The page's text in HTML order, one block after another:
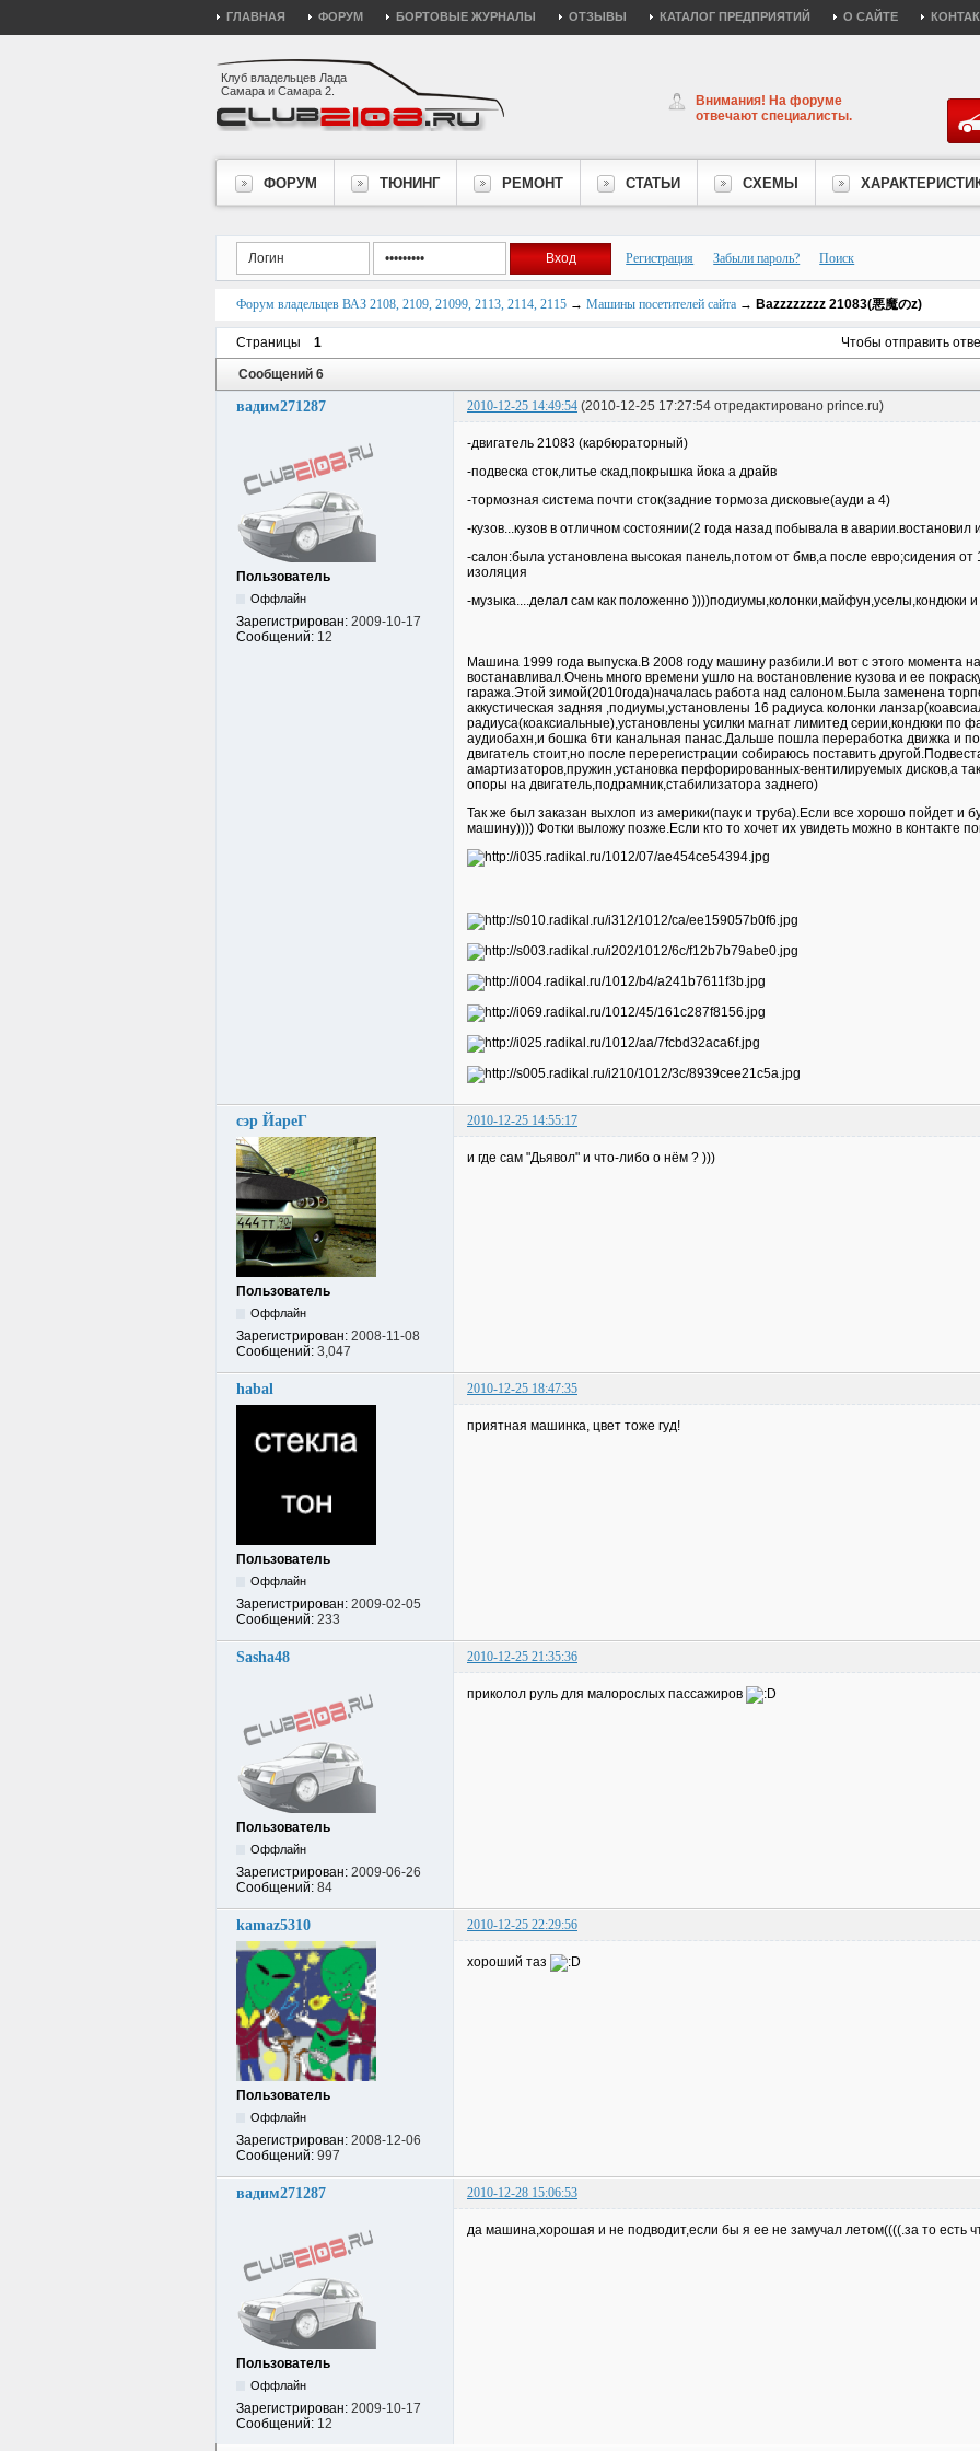
ГЛАВНАЯ ФОРУМ БОРТОВЫЕ ЖУРНАЛЫ ОТЗЫВЫ КАТАЛОГ ПРЕДПРИЯТИЙ О САЙТЕ
Клуб владельцев Лада
Самара и Самара 2.
Внимания! На форуме
отвечают специалисты.
ФОРУМ ТЮНИНГ РЕМОНТ СТАТЬИ СХЕМЫ
Регистрация Забыли пароль? Поиск
Форум владельцев ВАЗ 2108, 2109, 21099, 2113, 2114, 2115 → Машины посетителей сайта → Ваzzzzzzzz 21083(悪魔のz)
Страницы 1 Чтобы отправить
Сообщений 6
вадим271287 2010-12-25 14:49:54 (2010-12-25 17:27:54 отредактировано prince.ru)
Пользователь
Оффлайн
Зарегистрирован: 2009-10-17
Сообщений: 12
-двигатель 21083 (карбюраторный)
-подвеска сток,литье скад,покрышка йока а драйв
-тормозная система почти сток(задние тормоза дисковые(ауди а 4)
-кузов...кузов в отличном состоянии(2 года назад побывала в аварии.востановил
-салон:была установлена высокая панель,потом от бмв,а после евро;сидения
изоляция
-музыка....делал сам как положенно ))))подиумы,колонки,майфун,уселы,кондюки
Машина 1999 года выпуска.В 2008 году машину разбили.И вот с этого момента
востанавливал.Очень много времени ушло на востановление кузова и ее
гаража.Этой зимой(2010года)началась работа над салоном.Была заменена
аккустическая задняя ,подиумы,установлены 16 радиуса колонки
радиуса(коаксиальные),установлены усилки магнат лимитед серии,кондюки по
аудиобахн,и бошка 6ти канальная панас.Дальше пошла переработка движка и
двигатель стоит,но после перерегистрации собираюсь поставить
амартизаторов,пружин,установка перфорированных-вентилируемых дисков,а
опоры на двигатель,подрамник,стабилизатора заднего)
Так же был заказан выхлоп из америки(паук и труба).Если все хорошо пойдет и
машину)))) Фотки выложу позже.Если кто то хочет их увидеть можно в контакте
сэр ЙареГ 2010-12-25 14:55:17
Пользователь
Оффлайн
Зарегистрирован: 2008-11-08
Сообщений: 3,047
и где сам "Дьявол" и что-либо о нём ? )))
habal 2010-12-25 18:47:35
Пользователь
Оффлайн
Зарегистрирован: 2009-02-05
Сообщений: 233
приятная машинка, цвет тоже гуд!
Sasha48 2010-12-25 21:35:36
Пользователь
Оффлайн
Зарегистрирован: 2009-06-26
Сообщений: 84
приколол руль для малорослых пассажиров
kamaz5310 2010-12-25 22:29:56
Пользователь
Оффлайн
Зарегистрирован: 2008-12-06
Сообщений: 997
хороший таз
вадим271287 2010-12-28 15:06:53
Пользователь
Оффлайн
Зарегистрирован: 2009-10-17
Сообщений: 12
да машина,хорошая и не подводит,если бы я ее не замучал летом((((.за то есть